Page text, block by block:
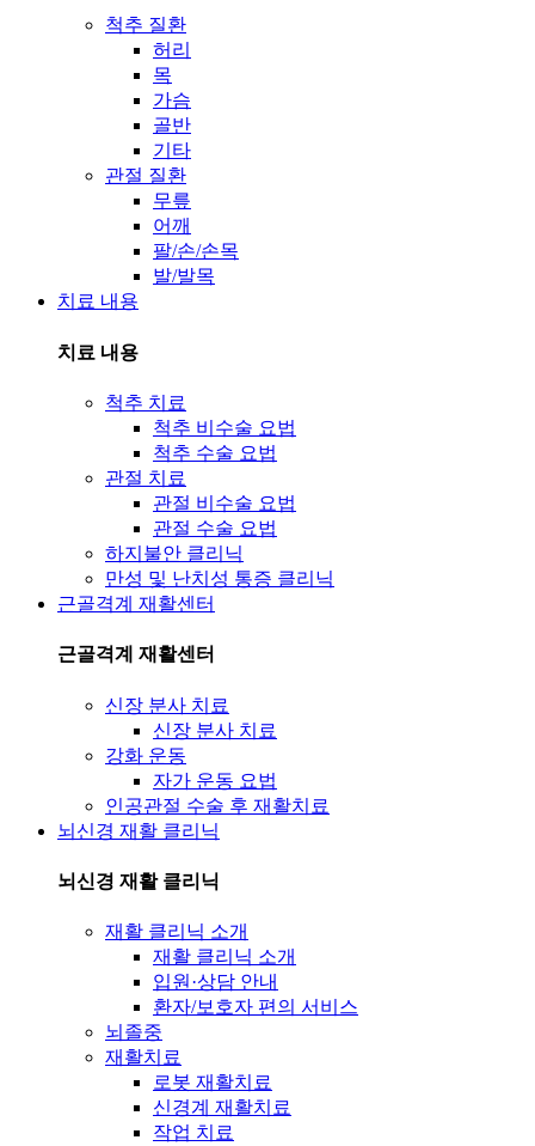
척추 질환
허리
목
가슴
골반
기타
관절 질환
무릎
어깨
팔/손/손목
발/발목
치료 내용
치료 내용
척추 치료
척추 비수술 요법
척추 수술 요법
관절 치료
관절 비수술 요법
관절 수술 요법
하지불안 클리닉
만성 및 난치성 통증 클리닉
근골격계 재활센터
근골격계 재활센터
신장 분사 치료
신장 분사 치료
강화 운동
자가 운동 요법
인공관절 수술 후 재활치료
뇌신경 재활 클리닉
뇌신경 재활 클리닉
재활 클리닉 소개
재활 클리닉 소개
입원·상담 안내
환자/보호자 편의 서비스
뇌졸중
재활치료
로봇 재활치료
신경계 재활치료
작업 치료